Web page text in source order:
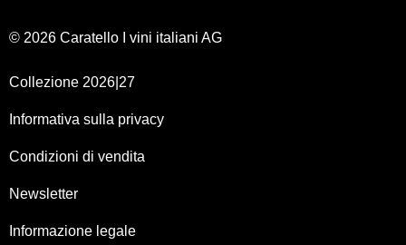
© 2026 Caratello I vini italiani AG
Collezione 2026|27
Informativa sulla privacy
Condizioni di vendita
Newsletter
Informazione legale